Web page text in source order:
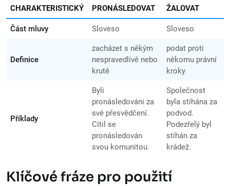
CHARAKTERISTICKÝ PRONÁSLEDOVAT ŽALOVAT
Část mluvy Sloveso Sloveso
Definice
zacházet s někým
nespravedlivě nebo
krutě
podat proti
někomu právní
kroky
Příklady
Byli
pronásledováni za
své přesvědčení.
Cítil se
pronásledován
svou komunitou.
Společnost
byla stíhána za
podvod.
Podezřelý byl
stíhán za
krádež.
Klíčové fráze pro použití